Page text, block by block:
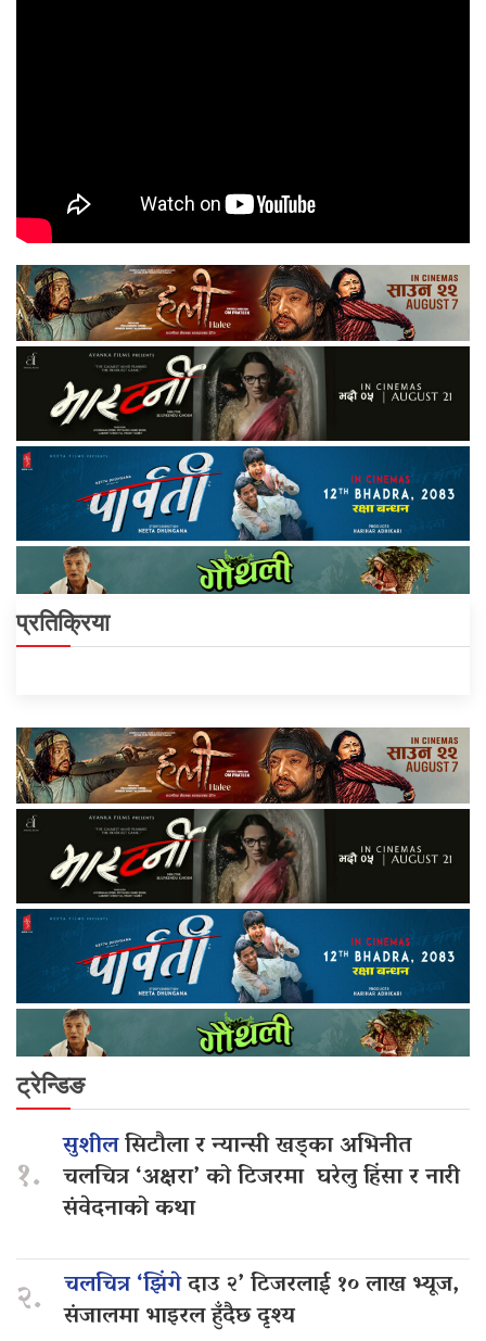
प्रतिक्रिया
ट्रेन्डिङ
१.
सुशीलसिटौला र न्यान्सी खड्का अभिनीत
चलचित्र ‘अक्षरा’ को टिजरमा घरेलु हिंसा र नारी
संवेदनाको कथा
२. चलचित्र ‘झिंगेदाउ २’ टिजरलाई १० लाख भ्यूज,
संजालमा भाइरल हुँदैछ दृश्य